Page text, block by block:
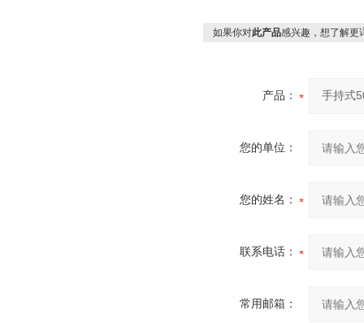
如果你对此产品感兴趣，想了解更
产品：
您的单位：
您的姓名：
联系电话：
常用邮箱：